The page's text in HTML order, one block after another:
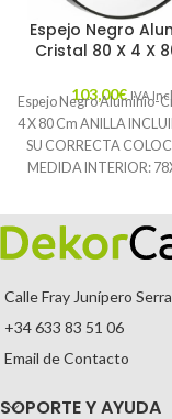
Espejo Negro
Cristal 80 X 4 X
103,00€ IVA Incl.
Espejo Negro Aluminio-
4 X 80 Cm ANILLA
SU CORRECTA
MEDIDA INTERIOR:
Calle Fray Junípero
+34 633 83 51 06
Email de Contacto
SOPORTE Y AYUDA